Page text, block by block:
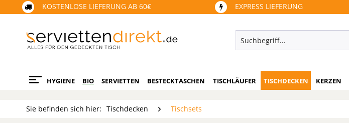
KOSTENLOSE LIEFERUNG AB 60€ EXPRESS LIEFERUNG
HYGIENE BIO SERVIETTEN BESTECKTASCHEN TISCHLÄUFER TISCHDECKEN KERZEN
Sie befinden sich hier: Tischdecken Tischsets